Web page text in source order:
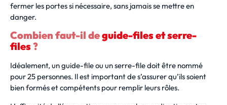
fermer les portes si nécessaire, sans jamais se mettre en
danger.
Combien faut-il deguide-files et serre-
files?
Idéalement, un guide-file ou un serre-file doit être nommé
pour 25 personnes. Il est important de s’assurer qu’ils soient
bien formés et compétents pour remplir leurs rôles.